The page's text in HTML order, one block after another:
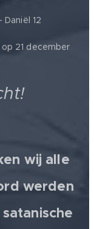
Daniël 12
21 december
wij alle
werden